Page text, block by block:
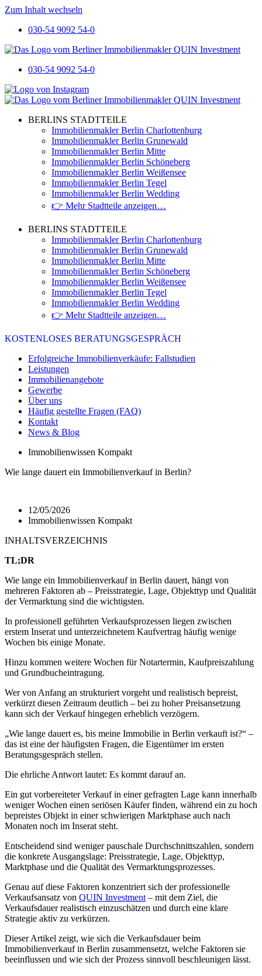
Zum Inhalt wechseln
030-54 9092 54-0
030-54 9092 54-0
BERLINS STADTTEILE
Immobilienmakler Berlin Charlottenburg
Immobilienmakler Berlin Grunewald
Immobilienmakler Berlin Mitte
Immobilienmakler Berlin Schöneberg
Immobilienmakler Berlin Weißensee
Immobilienmakler Berlin Tegel
Immobilienmakler Berlin Wedding
👉 Mehr Stadtteile anzeigen…
BERLINS STADTTEILE
Immobilienmakler Berlin Charlottenburg
Immobilienmakler Berlin Grunewald
Immobilienmakler Berlin Mitte
Immobilienmakler Berlin Schöneberg
Immobilienmakler Berlin Weißensee
Immobilienmakler Berlin Tegel
Immobilienmakler Berlin Wedding
👉 Mehr Stadtteile anzeigen…
KOSTENLOSES BERATUNGSGESPRÄCH
Erfolgreiche Immobilienverkäufe: Fallstudien
Leistungen
Immobilienangebote
Gewerbe
Über uns
Häufig gestellte Fragen (FAQ)
Kontakt
News & Blog
Immobilienwissen Kompakt
Wie lange dauert ein Immobilienverkauf in Berlin?
12/05/2026
Immobilienwissen Kompakt
INHALTSVERZEICHNIS
TL;DR
Wie lange ein Immobilienverkauf in Berlin dauert, hängt von
mehreren Faktoren ab – Preisstrategie, Lage, Objekttyp und Qualität
der Vermarktung sind die wichtigsten.
In professionell geführten Verkaufsprozessen liegen zwischen
erstem Inserat und unterzeichnetem Kaufvertrag häufig wenige
Wochen bis einige Monate.
Hinzu kommen weitere Wochen für Notartermin, Kaufpreiszahlung
und Grundbucheintragung.
Wer von Anfang an strukturiert vorgeht und realistisch bepreist,
verkürzt diesen Zeitraum deutlich – bei zu hoher Preisansetzung
kann sich der Verkauf hingegen erheblich verzögern.
„Wie lange dauert es, bis meine Immobilie in Berlin verkauft ist?“ –
das ist eine der häufigsten Fragen, die Eigentümer im ersten
Beratungsgespräch stellen.
Die ehrliche Antwort lautet: Es kommt darauf an.
Ein gut vorbereiteter Verkauf in einer gefragten Lage kann innerhalb
weniger Wochen einen seriösen Käufer finden, während ein zu hoch
bepreistes Objekt in einer schwierigen Marktphase auch nach
Monaten noch im Inserat steht.
Entscheidend sind weniger pauschale Durchschnittszahlen, sondern
die konkrete Ausgangslage: Preisstrategie, Lage, Objekttyp,
Marktphase und die Qualität des Vermarktungsprozesses.
Genau auf diese Faktoren konzentriert sich der professionelle
Verkaufsansatz von QUIN Investment – mit dem Ziel, die
Verkaufsdauer realistisch einzuschätzen und durch eine klare
Strategie aktiv zu verkürzen.
Dieser Artikel zeigt, wie sich die Verkaufsdauer beim
Immobilienverkauf in Berlin zusammensetzt, welche Faktoren sie
beeinflussen und wie sich der Prozess sinnvoll beschleunigen lässt.